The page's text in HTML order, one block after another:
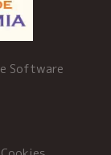
Software